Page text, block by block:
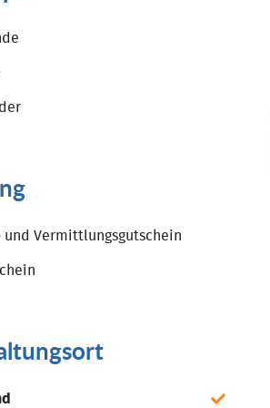
und Vermittlungsgutschein